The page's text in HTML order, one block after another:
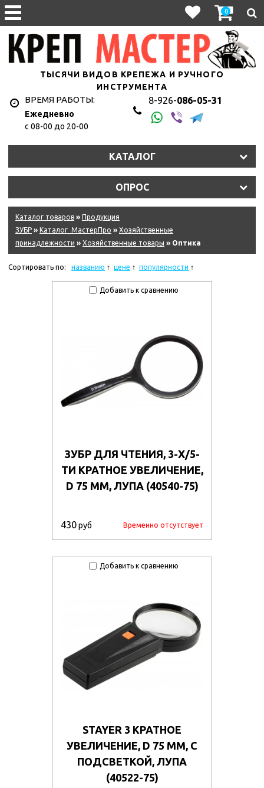
0
ТЫСЯЧИ ВИДОВ КРЕПЕЖА И РУЧНОГО
ИНСТРУМЕНТА
ВРЕМЯ РАБОТЫ:
Ежедневно
с 08-00 до 20-00
8-926-086-05-31
КАТАЛОГ
ОПРОС
Каталог товаров » Продукция
ЗУБР » Каталог_МастерПро » Хозяйственные
принадлежности » Хозяйственные товары » Оптика
Сортировать по: названию цене популярности
Добавить к сравнению
ЗУБР ДЛЯ ЧТЕНИЯ, 3-Х/5-
ТИ КРАТНОЕ УВЕЛИЧЕНИЕ,
D 75 ММ, ЛУПА (40540-75)
430руб Временно отсутствует
Добавить к сравнению
STAYER 3 КРАТНОЕ
УВЕЛИЧЕНИЕ, D 75 ММ, С
ПОДСВЕТКОЙ, ЛУПА
(40522-75)